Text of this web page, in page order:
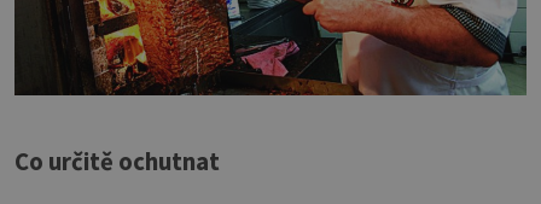
Co určitě ochutnat